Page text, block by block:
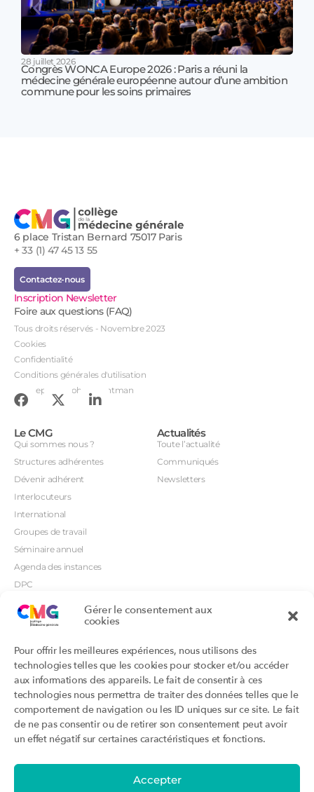
Gérer le consentement aux
cookies
Pour offrir les meilleures expériences, nous utilisons des
technologies telles que les cookies pour stocker et/ou accéder
aux informations des appareils. Le fait de consentir à ces
technologies nous permettra de traiter des données telles que le
comportement de navigation ou les ID uniques sur ce site. Le fait
de ne pas consentir ou de retirer son consentement peut avoir
un effet négatif sur certaines caractéristiques et fonctions.
Accepter
28 juillet 2026
Congrès WONCA Europe 2026 : Paris a réuni la
médecine générale européenne autour d’une ambition
commune pour les soins primaires
6 place Tristan Bernard 75017 Paris
+ 33 (1) 47 45 13 55
Contactez-nous
Inscription Newsletter
Foire aux questions (FAQ)
Tous droits réservés - Novembre 2023
Cookies
Confidentialité
Conditions générales d'utilisation
Conception : John Brightman
Le CMG
Qui sommes nous ?
Structures adhérentes
Dévenir adhérent
Interlocuteurs
International
Groupes de travail
Séminaire annuel
Agenda des instances
DPC
CSI
Orientations prioritaires
Actualités
Toute l’actualité
Communiqués
Newsletters
Productions
Productions du Collège
Productions des structures
adhérentes
Labellisation
Addictions et médecine générale
Et si c’était une maladie rare ?
Portails
Annuaire DU/DIU
Archimede.fr
Ebmfrance.net
Toutes les recos
Certificats-absurdes.fr
la contraception dite masculine
Évènements